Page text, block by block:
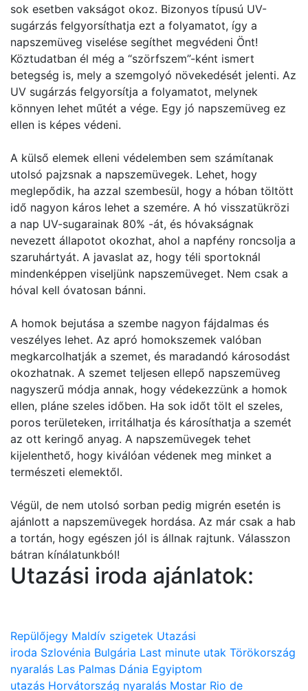
sok esetben vakságot okoz. Bizonyos típusú UV-
sugárzás felgyorsíthatja ezt a folyamatot, így a
napszemüveg viselése segíthet megvédeni Önt!
Köztudatban él még a “szörfszem”-ként ismert
betegség is, mely a szemgolyó növekedését jelenti. Az
UV sugárzás felgyorsítja a folyamatot, melynek
könnyen lehet műtét a vége. Egy jó napszemüveg ez
ellen is képes védeni.
A külső elemek elleni védelemben sem számítanak
utolsó pajzsnak a napszemüvegek. Lehet, hogy
meglepődik, ha azzal szembesül, hogy a hóban töltött
idő nagyon káros lehet a szemére. A hó visszatükrözi
a nap UV-sugarainak 80% -át, és hóvakságnak
nevezett állapotot okozhat, ahol a napfény roncsolja a
szaruhártyát. A javaslat az, hogy téli sportoknál
mindenképpen viseljünk napszemüveget. Nem csak a
hóval kell óvatosan bánni.
A homok bejutása a szembe nagyon fájdalmas és
veszélyes lehet. Az apró homokszemek valóban
megkarcolhatják a szemet, és maradandó károsodást
okozhatnak. A szemet teljesen ellepő napszemüveg
nagyszerű módja annak, hogy védekezzünk a homok
ellen, pláne szeles időben. Ha sok időt tölt el szeles,
poros területeken, irritálhatja és károsíthatja a szemét
az ott keringő anyag. A napszemüvegek tehet
kijelenthető, hogy kiválóan védenek meg minket a
természeti elemektől.
Végül, de nem utolsó sorban pedig migrén esetén is
ajánlott a napszemüvegek hordása. Az már csak a hab
a tortán, hogy egészen jól is állnak rajtunk. Válasszon
bátran kínálatunkból!
Utazási iroda ajánlatok:
Repülőjegy Maldív szigetek Utazási
iroda Szlovénia Bulgária Last minute utak Törökország
nyaralás Las Palmas Dánia Egyiptom
utazás Horvátország nyaralás Mostar Rio de